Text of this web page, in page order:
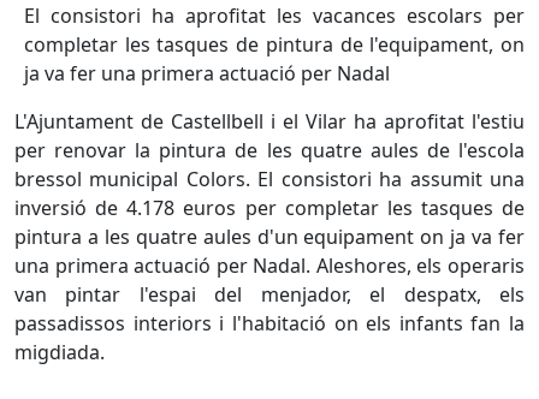
El consistori ha aprofitat les vacances escolars per
completar les tasques de pintura de l'equipament, on
ja va fer una primera actuació per Nadal
L'Ajuntament de Castellbell i el Vilar ha aprofitat l'estiu
per renovar la pintura de les quatre aules de l'escola
bressol municipal Colors. El consistori ha assumit una
inversió de 4.178 euros per completar les tasques de
pintura a les quatre aules d'un equipament on ja va fer
una primera actuació per Nadal. Aleshores, els operaris
van pintar l'espai del menjador, el despatx, els
passadissos interiors i l'habitació on els infants fan la
migdiada.